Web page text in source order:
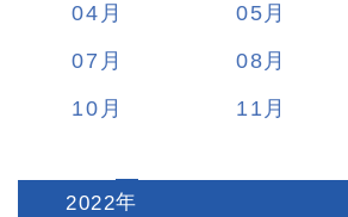
04
05
07
08
10
11
2022: